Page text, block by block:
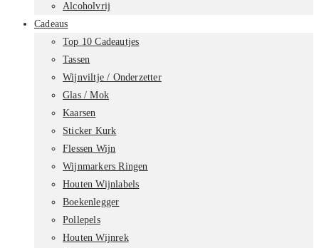
Alcoholvrij
Cadeaus
Top 10 Cadeautjes
Tassen
Wijnviltje / Onderzetter
Glas / Mok
Kaarsen
Sticker Kurk
Flessen Wijn
Wijnmarkers Ringen
Houten Wijnlabels
Boekenlegger
Pollepels
Houten Wijnrek